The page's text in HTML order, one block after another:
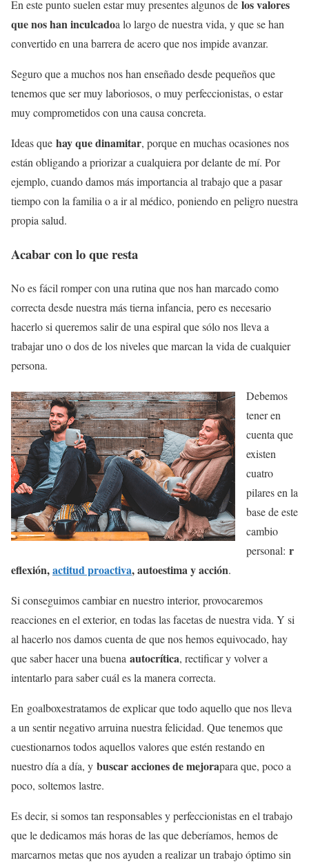
En este punto suelen estar muy presentes algunos de los valores
que nos han inculcadoa lo largo de nuestra vida, y que se han
convertido en una barrera de acero que nos impide avanzar.
Seguro que a muchos nos han enseñado desde pequeños que
tenemos que ser muy laboriosos, o muy perfeccionistas, o estar
muy comprometidos con una causa concreta.
Ideas que hay que dinamitar, porque en muchas ocasiones nos
están obligando a priorizar a cualquiera por delante de mí. Por
ejemplo, cuando damos más importancia al trabajo que a pasar
tiempo con la familia o a ir al médico, poniendo en peligro nuestra
propia salud.
Acabar con lo que resta
No es fácil romper con una rutina que nos han marcado como
correcta desde nuestra más tierna infancia, pero es necesario
hacerlo si queremos salir de una espiral que sólo nos lleva a
trabajar uno o dos de los niveles que marcan la vida de cualquier
persona.
Debemos
tener en
cuenta que
existen
cuatro
pilares en la
base de este
cambio
personal: r
eflexión,actitud proactiva, autoestima y acción.
Si conseguimos cambiar en nuestro interior, provocaremos
reacciones en el exterior, en todas las facetas de nuestra vida. Y si
al hacerlo nos damos cuenta de que nos hemos equivocado, hay
que saber hacer una buena autocrítica, rectificar y volver a
intentarlo para saber cuál es la manera correcta.
En goalboxestratamos de explicar que todo aquello que nos lleva
a un sentir negativo arruina nuestra felicidad. Que tenemos que
cuestionarnos todos aquellos valores que estén restando en
nuestro día a día, y buscar acciones de mejorapara que, poco a
poco, soltemos lastre.
Es decir, si somos tan responsables y perfeccionistas en el trabajo
que le dedicamos más horas de las que deberíamos, hemos de
marcarnos metas que nos ayuden a realizar un trabajo óptimo sin